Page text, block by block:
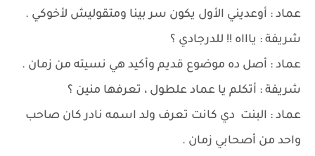
عماد : أوعديني الأول يكون سر بينا ومتقوليش لأخوكي .
شريفة : ياااه !! للدرجادي ؟
عماد : أصل ده موضوع قديم وأكيد هي نسيته من زمان .
شريفة : أتكلم يا عماد علطول ، تعرفها منين ؟
عماد : البنت دي كانت تعرف ولد اسمه نادر كان صاحب
واحد من أصحابي زمان .